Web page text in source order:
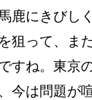
鹿にきびし
狙って、
すね。東京
今は問題が